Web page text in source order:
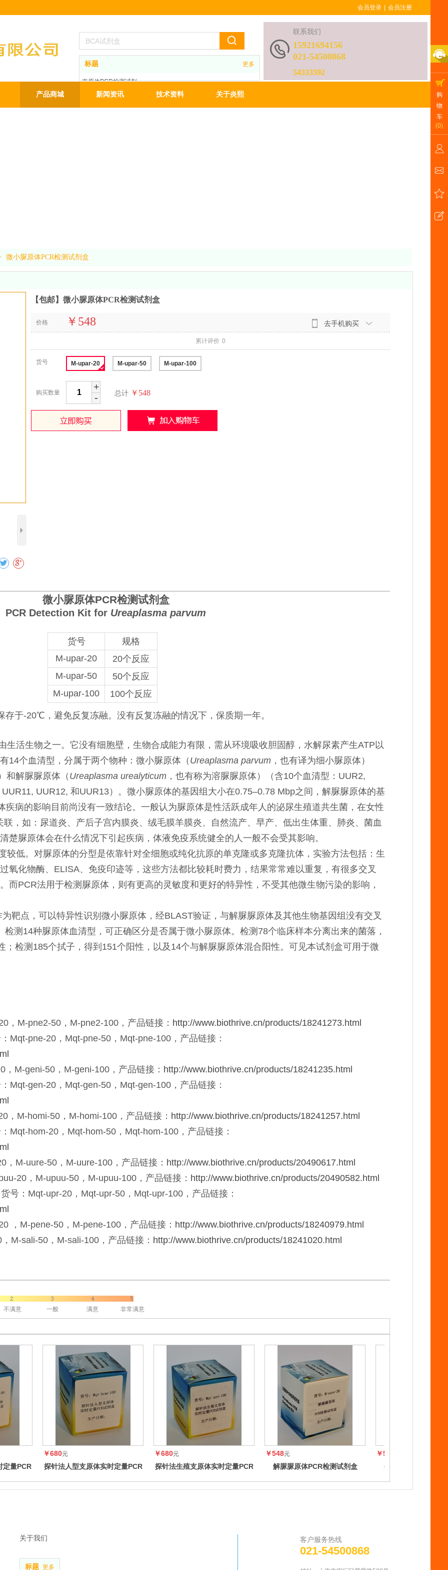
联系我们
54333592
15921694156
021-54500868
标题 更多
支原体PCR检测试剂
BCA蛋白定量试剂盒
产品商城 新闻资讯 技术资料 关于炎熙
会员登录 会员注册
微小脲原体PCR检测试剂盒
【包邮】微小脲原体PCR检测试剂盒
去手机购买
价格 ￥548
累计评价 0
货号 M-upar-20 M-upar-50 M-upar-100
购买数量 -
+
总计 ￥548
微小脲原体PCR检测试剂盒
PCR Detection Kit for Ureaplasma parvum
货号
规格
M-upar-20
20个反应
M-upar-50
50个反应
M-upar-100
100个反应
存于-20℃，避免反复冻融。没有反复冻融的情况下，保质期一年。
生活生物之一。它没有细胞壁，生物合成能力有限，需从环境吸收胆固醇，水解尿素产生ATP以
14个血清型，分属于两个物种：微小脲原体（ Ureaplasma parvum ，也有译为细小脲原体）
和解脲脲原体（Ureaplasma urealyticum ，也有称为溶脲脲原体）（含10个血清型：UUR2,
UUR12, 和UUR13）。微小脲原体的基因组大小在0.75–0.78 Mbp之间，解脲脲原体的基
病的影响目前尚没有一致结论。一般认为脲原体是性活跃成年人的泌尿生殖道共生菌，在女性
，如：尿道炎、产后子宫内膜炎、绒毛膜羊膜炎、自然流产、早产、低出生体重、肺炎、菌血
楚脲原体会在什么情况下引起疾病，体液免疫系统健全的人一般不会受其影响。
较低。对脲原体的分型是依靠针对全细胞或纯化抗原的单克隆或多克隆抗体，实验方法包括：生
氧化物酶、ELISA、免疫印迹等，这些方法都比较耗时费力，结果常常难以重复，有很多交叉
而PCR法用于检测脲原体，则有更高的灵敏度和更好的特异性，不受其他微生物污染的影响，
靶点，可以特异性识别微小脲原体，经BLAST验证，与解脲脲原体及其他生物基因组没有交叉
测14种脲原体血清型，可正确区分是否属于微小脲原体。检测78个临床样本分离出来的菌落，
检测185个拭子，得到151个阳性，以及14个与解脲脲原体混合阳性。可见本试剂盒可用于微
，M-pne2-50，M-pne2-100，产品链接： http://www.biothrive.cn/products/18241273.html
Mqt-pne-20，Mqt-pne-50，Mqt-pne-100，产品链接：
M-geni-50，M-geni-100，产品链接： http://www.biothrive.cn/products/18241235.html
Mqt-gen-20，Mqt-gen-50，Mqt-gen-100，产品链接：
，M-homi-50，M-homi-100，产品链接： http://www.biothrive.cn/products/18241257.html
Mqt-hom-20，Mqt-hom-50，Mqt-hom-100，产品链接：
M-uure-50，M-uure-100，产品链接： http://www.biothrive.cn/products/20490617.html
20，M-upuu-50，M-upuu-100，产品链接： http://www.biothrive.cn/products/20490582.html
号：Mqt-upr-20，Mqt-upr-50，Mqt-upr-100，产品链接：
，M-pene-50，M-pene-100，产品链接： http://www.biothrive.cn/products/18240979.html
M-sali-50，M-sali-100，产品链接： http://www.biothrive.cn/products/18241020.html
不满意 一般 满意 非常满意
定量PCR
￥680元
探针法人型支原体实时定量PCR
￥680元
探针法生殖支原体实时定量PCR
￥548元
解脲脲原体PCR检测试剂盒
￥548
生殖支原体PCR检
标题 更多
关于我们 客户服务热线
021-54500868
购
物
车
(0)